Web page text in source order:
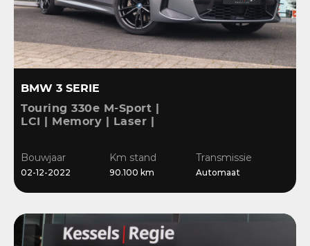
BMW 3 SERIE
Touring 330e M-Sport |
LCI | Memory | Laser |
Camera
Bouwjaar
02-12-2022
Km stand
90.100 km
Transmissie
Automaat